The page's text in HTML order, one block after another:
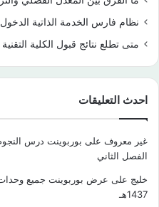
نظام فارس الخدمة الذاتية الدخول
متى تطلع نتائج قبول الكلية التقنية
احدث التعليقات
غير معروف على بوربوينت درس
الفصل الثاني
خليج على عرض بوربوينت جميع
1437هـ